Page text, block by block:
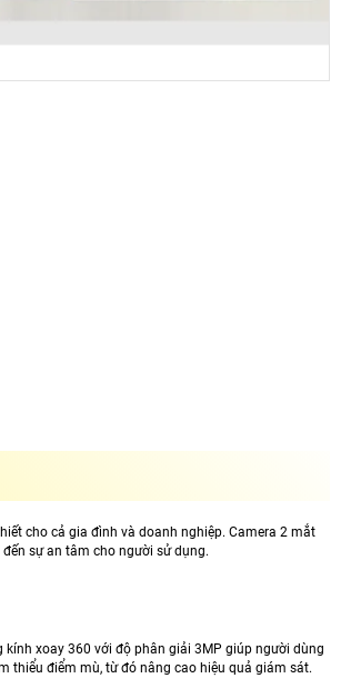
cho cả gia đình và doanh nghiệp. Camera 2 mắt
sự an tâm cho người sử dụng.
xoay 360 với độ phân giải 3MP giúp người dùng
thiểu điểm mù, từ đó nâng cao hiệu quả giám sát.